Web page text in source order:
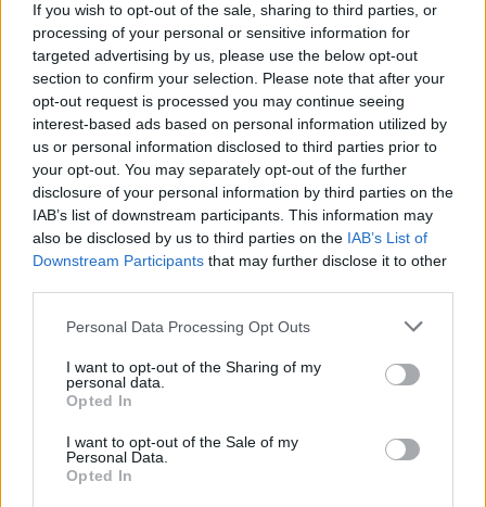
If you wish to opt-out of the sale, sharing to third parties, or
processing of your personal or sensitive information for
targeted advertising by us, please use the below opt-out
section to confirm your selection. Please note that after your
opt-out request is processed you may continue seeing
interest-based ads based on personal information utilized by
us or personal information disclosed to third parties prior to
your opt-out. You may separately opt-out of the further
disclosure of your personal information by third parties on the
IAB’s list of downstream participants. This information may
also be disclosed by us to third parties on the IAB’s List of
Downstream Participants that may further disclose it to other
Personal Data Processing Opt Outs
I want to opt-out of the Sharing of my
personal data.
Opted In
I want to opt-out of the Sale of my
Personal Data.
Opted In
07.08.2026 - Bosch Powertrain s.r.o. Jihlava • obsluha CNC strojů •
48.400 Kč • náborový bonus 50.000 Kč • příspěvek na ubytování
okres Jihlava)
06.08.2026 -
Bosch Powertrain s.r.o. Jihlava • CNC operátor• mzda
Kč • náborový bonus 50.000 Kč • příspěvek na ubytování (Jihlava,
Jihlava)
06.08.2026 -Bosch Powertrain s.r.o. • montážní dělník • mzda 44.700
týdenní zálohy na mzdu 2.000 Kč (Jihlava, okres Jihlava)
06.08.2026 -
Bosch Powertrain s.r.o. Jihlava • práce ve skladu • mzda
48.400 Kč • náborový bonus 50.000 Kč • ubytování (Jihlava, okres
... další nabídky zaměstnání
Vybrané články
Prima sport - co nabídne v prvním
vysílacím týdnu
Kdy a kde bude Prima sport k